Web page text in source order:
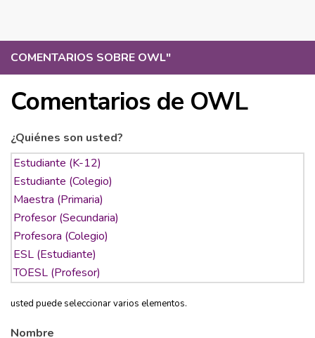
COMENTARIOS SOBRE OWL"
Comentarios de OWL
¿Quiénes son usted?
usted puede seleccionar varios elementos.
Nombre